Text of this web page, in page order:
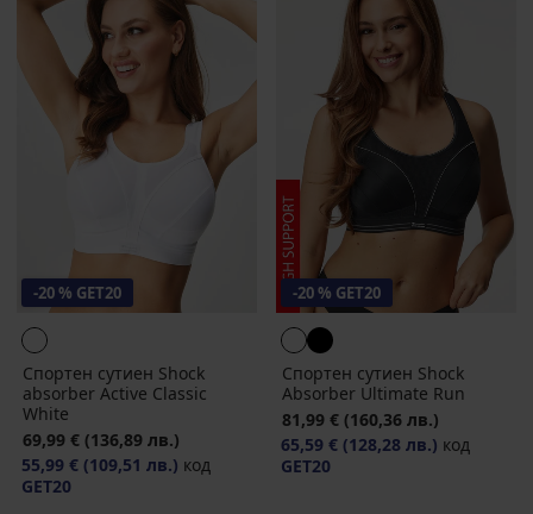
-20 % GET20
Спортен сутиен Shock
absorber Active Classic
White
69,99 € (136,89 лв.)
55,99 € (109,51 лв.) код
GET20
-20 % GET20
Спортен сутиен Shock
Absorber Ultimate Run
81,99 € (160,36 лв.)
65,59 € (128,28 лв.) код
GET20